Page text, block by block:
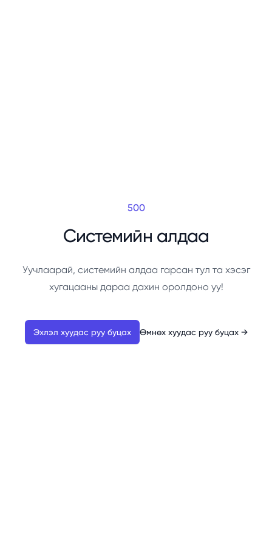
500
Системийн алдаа
Уучлаарай, системийн алдаа гарсан тул та хэсэг
хугацааны дараа дахин оролдоно уу!
Эхлэл хуудас руу буцах Өмнөх хуудас руу буцах →